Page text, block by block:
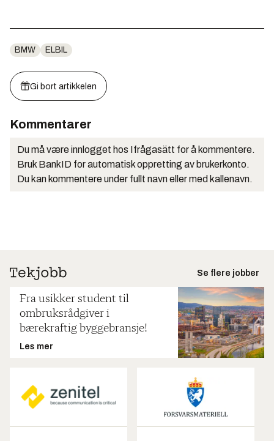
BMW ELBIL
Gi bort artikkelen
Kommentarer
Du må være innlogget hos Ifrågasätt for å kommentere.
Bruk BankID for automatisk oppretting av brukerkonto.
Du kan kommentere under fullt navn eller med kallenavn.
Se flere jobber
Fra usikker student til
ombruksrådgiver i
bærekraftig byggebransje!
Les mer